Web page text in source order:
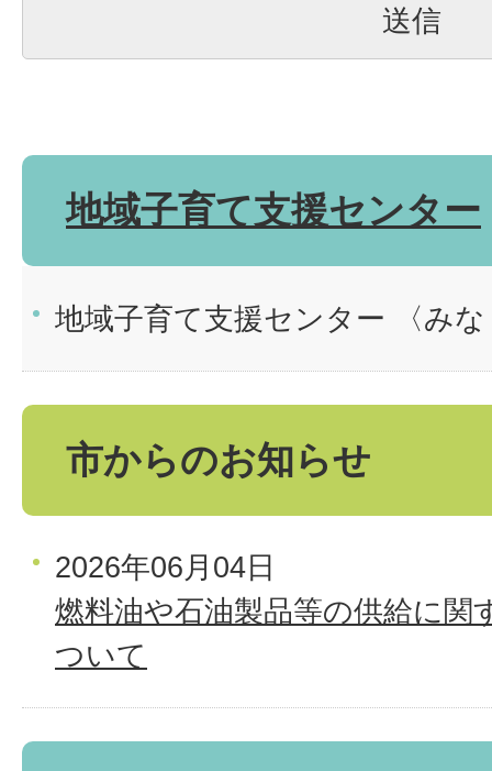
地域子育て支援センター
地域子育て支援センター 〈み
市からのお知らせ
2026年06月04日
燃料油や石油製品等の供給に関
ついて